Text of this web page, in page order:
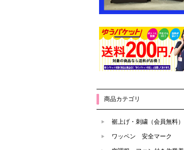
商品カテゴリ
裾上げ・刺繍（会員無料）
ワッペン 安全マーク